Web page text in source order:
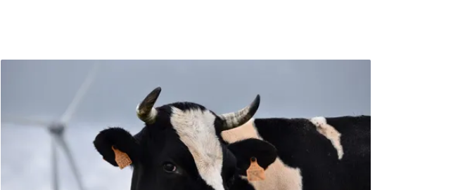
出，重視環境永續並不代表一定會採取相對行動。報告中有82%的受訪者